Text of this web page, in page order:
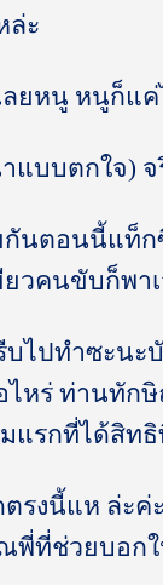
ล่ะ
ลยหนู หนูก็แ
แบบตกใจ) จ
นตอนนี้แท็ก
ยวคนขับก็พา
บไปทำซะนะ
ไหร่ ท่านทัก
แรกที่ได้สิท
รงนี้แห ล่ะค่
พี่ที่ช่วยบอก